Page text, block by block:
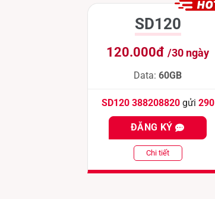
SD120
120.000đ/30 ngày
Data:60GB
SD120 388208820gửi 290
ĐĂNG KÝ
Chi tiết